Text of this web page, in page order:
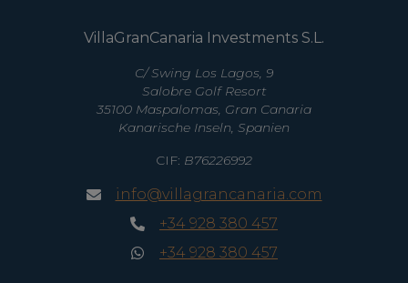
VillaGranCanaria Investments S.L.
C/ Swing Los Lagos, 9
Salobre Golf Resort
35100 Maspalomas, Gran Canaria
Kanarische Inseln, Spanien
CIF: B76226992
info@villagrancanaria.com
+34 928 380 457
+34 928 380 457